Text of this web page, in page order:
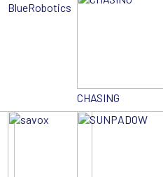
BlueRobotics
CHASING